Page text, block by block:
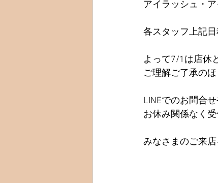
アイラッシュ・
各スタッフ上記日
よって7/1は店休
ご理解ご了承の
LINEでのお問合
お休み関係なく
みなさまのご来